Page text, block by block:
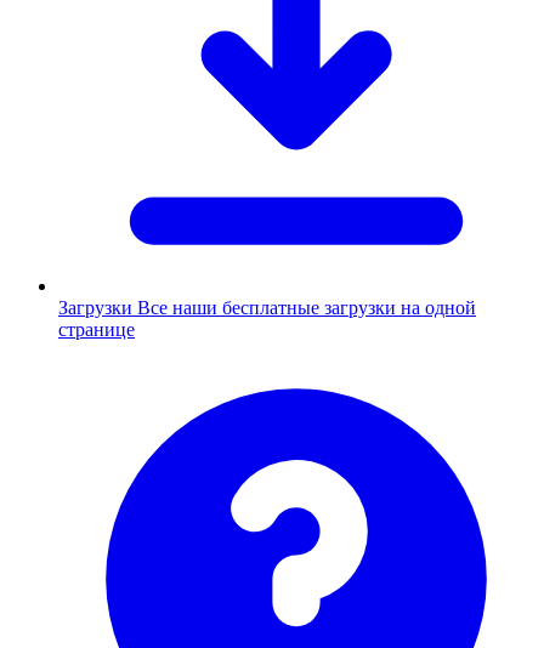
Загрузки Все наши бесплатные загрузки на одной
странице